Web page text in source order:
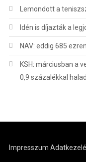
Lemondott a
Idén is díjazták a
NAV: eddig 685
KSH: márciusban a
0,9 százalékkal
Impresszum